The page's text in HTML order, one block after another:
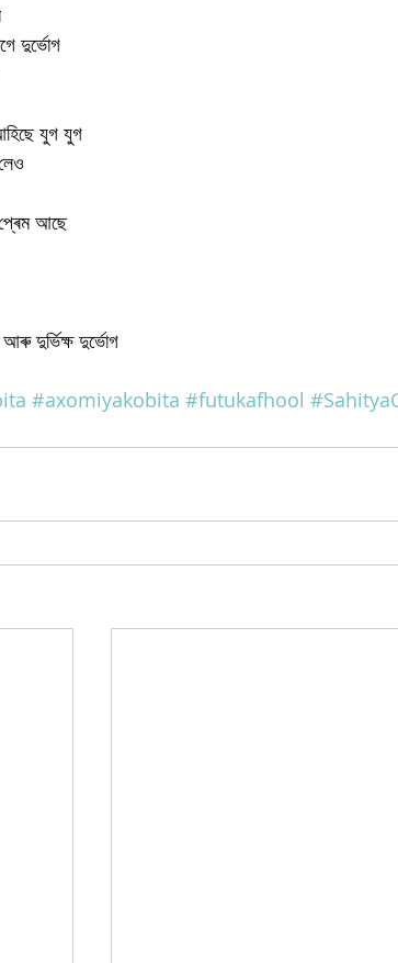
দুৰ্ভোগ
যুগ যুগ
আছে
দুৰ্ভিক্ষ দুৰ্ভোগ
#axomiyakobita #futukafhool